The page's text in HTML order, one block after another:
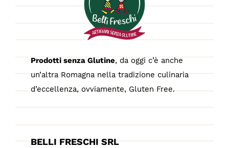
Prodotti senza Glutine, da oggi c’è anche
un’altra Romagna nella tradizione culinaria
d’eccellenza, ovviamente, Gluten Free.
BELLI FRESCHI SRL